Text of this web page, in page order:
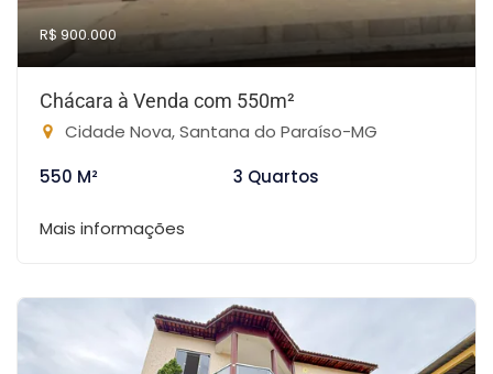
R$ 900.000
Chácara à Venda com 550m²
Cidade Nova, Santana do Paraíso-MG
550 M²
3 Quartos
Mais informações